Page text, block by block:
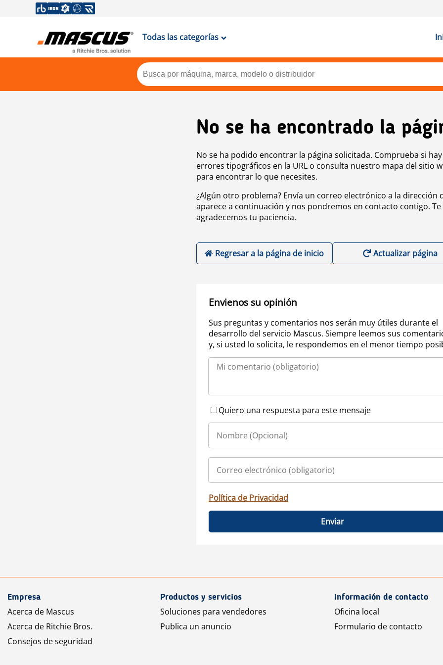
Todas las categorías
No se ha encontrado la
No se ha podido encontrar la página solicitada. Comprueba si hay
errores tipográficos en la URL o consulta nuestro mapa del sitio
para encontrar lo que necesites.
¿Algún otro problema? Envía un correo electrónico a la dirección
aparece a continuación y nos pondremos en contacto contigo. Te
agradecemos tu paciencia.
Regresar a la página de inicio Actualizar página
Envienos su opinión
Sus preguntas y comentarios nos serán muy útiles durante el
desarrollo del servicio Mascus. Siempre leemos sus
y, si usted lo solicita, le respondemos en el menor tiempo
Quiero una respuesta para este mensaje
Política de Privacidad
Enviar
Empresa
Acerca de Mascus
Acerca de Ritchie Bros.
Consejos de seguridad
Productos y servicios
Soluciones para vendedores
Publica un anuncio
Información de contacto
Oficina local
Formulario de contacto